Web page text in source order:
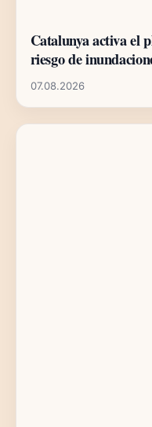
Catalunya activa el
riesgo de
07.08.2026